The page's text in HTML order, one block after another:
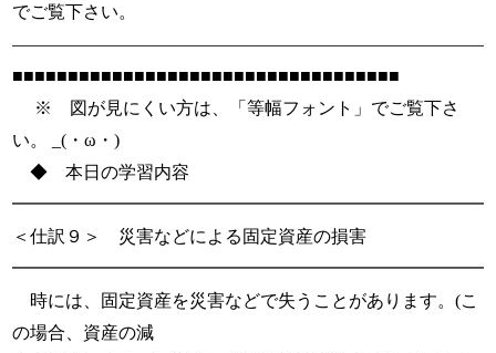
でご覧下さい。
■■■■■■■■■■■■■■■■■■■■■■■■■■■■■■■■■■■
※ 図が見にくい方は、「等幅フォント」でご覧下さ
い。 _(・ω・)
◆ 本日の学習内容
＜仕訳９＞ 災害などによる固定資産の損害
時には、固定資産を災害などで失うことがあります。(こ
の場合、資産の減